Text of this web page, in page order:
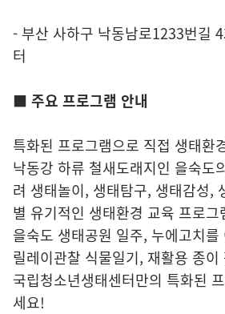
- 부산 사하구 낙동남로1233번길
터
■ 주요 프로그램 안내
특화된 프로그램으로 직접 생태환
낙동강 하류 철새도래지인 을숙도
려 생태놀이, 생태탐구, 생태감성,
별 유기적인 생태환경 교육 프로
을숙도 생태공원 일주, 누에고치
릴레이관찰 식물일기, 재활용 종
국립청소년생태센터만의 특화된
세요!